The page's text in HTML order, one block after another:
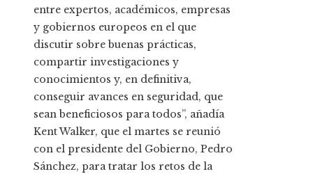
entre expertos, académicos, empresas
y gobiernos europeos en el que
discutir sobre buenas prácticas,
compartir investigaciones y
conocimientos y, en definitiva,
conseguir avances en seguridad, que
sean beneficiosos para todos”, añadía
Kent Walker, que el martes se reunió
con el presidente del Gobierno, Pedro
Sánchez, para tratar los retos de la